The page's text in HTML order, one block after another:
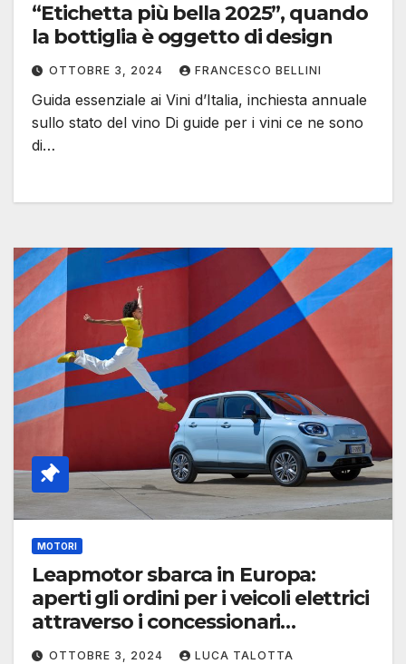
“Etichetta più bella 2025”, quando
la bottiglia è oggetto di design
OTTOBRE 3, 2024 FRANCESCO BELLINI
Guida essenziale ai Vini d’Italia, inchiesta annuale
sullo stato del vino Di guide per i vini ce ne sono
di…
MOTORI
Leapmotor sbarca in Europa:
aperti gli ordini per i veicoli elettrici
attraverso i concessionari
Stellantis
OTTOBRE 3, 2024 LUCA TALOTTA